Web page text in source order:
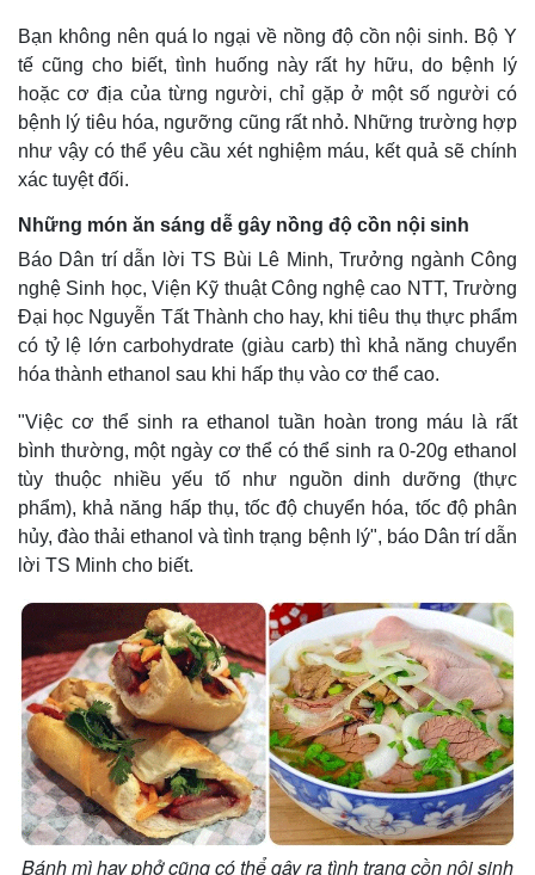
Bạn không nên quá lo ngại về nồng độ cồn nội sinh. Bộ Y
tế cũng cho biết, tình huống này rất hy hữu, do bệnh lý
hoặc cơ địa của từng người, chỉ gặp ở một số người có
bệnh lý tiêu hóa, ngưỡng cũng rất nhỏ. Những trường hợp
như vậy có thể yêu cầu xét nghiệm máu, kết quả sẽ chính
xác tuyệt đối.
Những món ăn sáng dễ gây nồng độ cồn nội sinh
Báo Dân trí dẫn lời TS Bùi Lê Minh, Trưởng ngành Công
nghệ Sinh học, Viện Kỹ thuật Công nghệ cao NTT, Trường
Đại học Nguyễn Tất Thành cho hay, khi tiêu thụ thực phẩm
có tỷ lệ lớn carbohydrate (giàu carb) thì khả năng chuyển
hóa thành ethanol sau khi hấp thụ vào cơ thể cao.
"Việc cơ thể sinh ra ethanol tuần hoàn trong máu là rất
bình thường, một ngày cơ thể có thể sinh ra 0-20g ethanol
tùy thuộc nhiều yếu tố như nguồn dinh dưỡng (thực
phẩm), khả năng hấp thụ, tốc độ chuyển hóa, tốc độ phân
hủy, đào thải ethanol và tình trạng bệnh lý", báo Dân trí dẫn
lời TS Minh cho biết.
Bánh mì hay phở cũng có thể gây ra tình trạng cồn nội sinh